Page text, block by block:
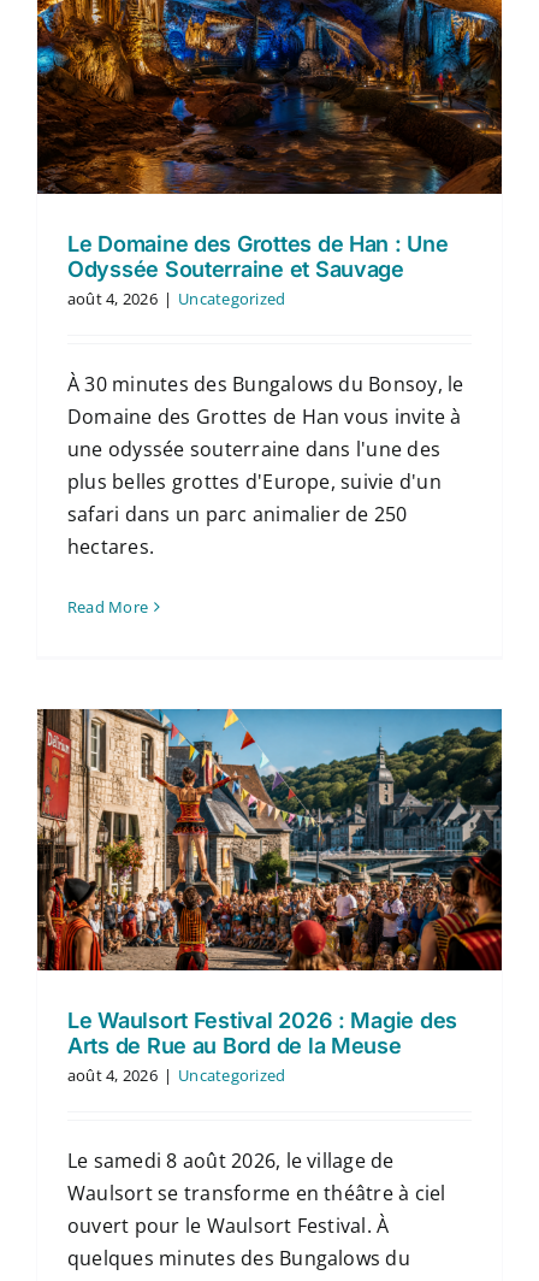
Le Domaine des Grottes de Han : Une
Odyssée Souterraine et Sauvage
août 4, 2026 | Uncategorized
À 30 minutes des Bungalows du Bonsoy, le
Domaine des Grottes de Han vous invite à
une odyssée souterraine dans l'une des
plus belles grottes d'Europe, suivie d'un
safari dans un parc animalier de 250
hectares.
Read More
Le Waulsort Festival 2026 : Magie des
Arts de Rue au Bord de la Meuse
août 4, 2026 | Uncategorized
Le samedi 8 août 2026, le village de
Waulsort se transforme en théâtre à ciel
ouvert pour le Waulsort Festival. À
quelques minutes des Bungalows du